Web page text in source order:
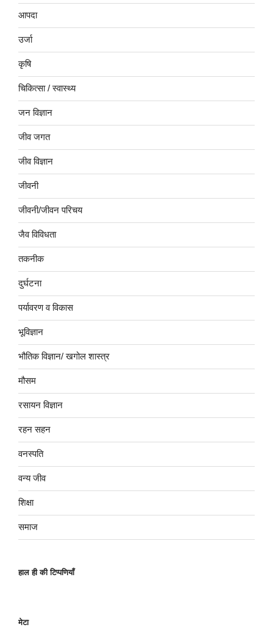
आपदा
उर्जा
कृषि
चिकित्सा / स्वास्थ्य
जन विज्ञान
जीव जगत
जीव विज्ञान
जीवनी
जीवनी/जीवन परिचय
जैव विविधता
तकनीक
दुर्घटना
पर्यावरण व विकास
भूविज्ञान
भौतिक विज्ञान/ खगोल शास्त्र
मौसम
रसायन विज्ञान
रहन सहन
वनस्पति
वन्य जीव
शिक्षा
समाज
हाल ही की टिप्पणियाँ
मेटा